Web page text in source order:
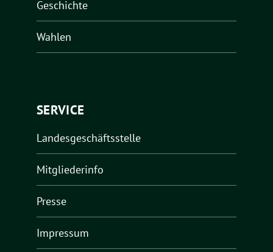
Geschichte
Wahlen
SERVICE
Landesgeschäftsstelle
Mitgliederinfo
Presse
Impressum